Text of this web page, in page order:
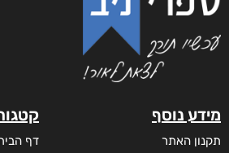
מידע נוסף
תקנון האתר דף